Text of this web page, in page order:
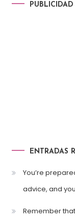
ENTRADAS
You’re
advice, and
Remember